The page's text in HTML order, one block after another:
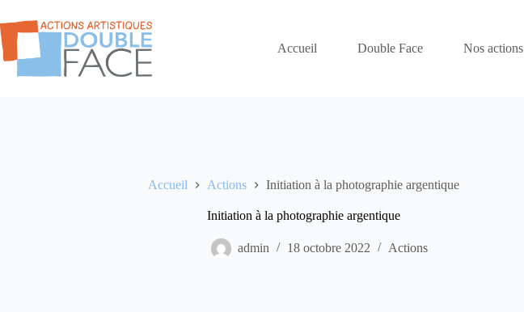
au
contenu
Accueil
Double Face Nos actions
Accueil Actions Initiation à la photographie argentique
Initiation à la photographie argentique
admin 18 octobre 2022 Actions